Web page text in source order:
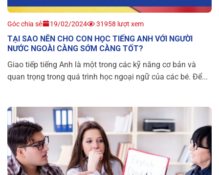
Góc chia sẻ 19/02/2024 31958 lượt xem
TẠI SAO NÊN CHO CON HỌC TIẾNG ANH VỚI NGƯỜI
NƯỚC NGOÀI CÀNG SỚM CÀNG TỐT?
Giao tiếp tiếng Anh là một trong các kỹ năng cơ bản và
quan trọng trong quá trình học ngoại ngữ của các bé. Để...